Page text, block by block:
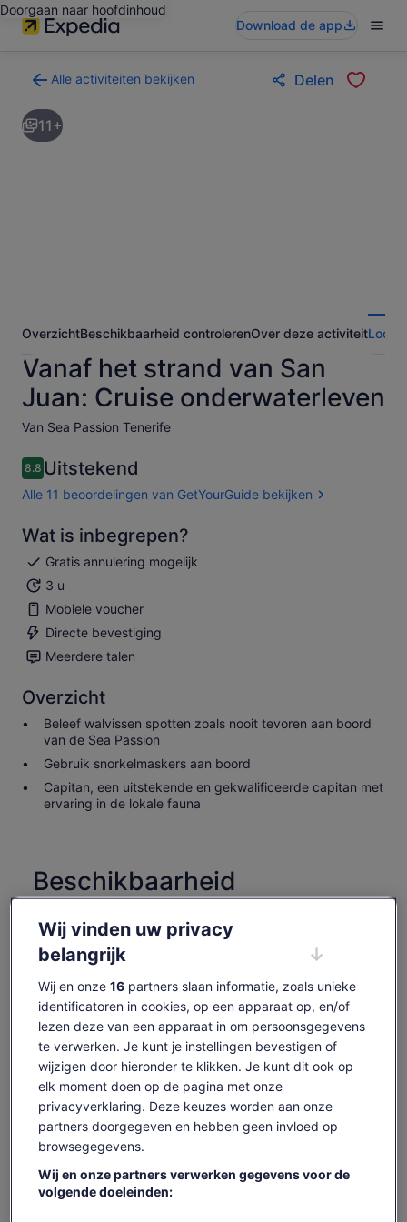
Doorgaan naar hoofdinhoud
Download de app
Alle activiteiten bekijken
naar
de
zoekresultatenpagina
Delen
11+
OverzichtBeschikbaarheid controlerenOver deze activiteit
Vanaf het strand van San
Juan: Cruise onderwaterleven
Van Sea Passion Tenerife
8.88.8 van 10
Uitstekend
Alle 11 beoordelingen van GetYourGuide bekijken
Wat is inbegrepen?
Gratis annulering mogelijk
3 u
Mobiele voucher
Directe bevestiging
Meerdere talen
Overzicht
Beleef walvissen spotten zoals nooit tevoren aan boord
van de Sea Passion
Gebruik snorkelmaskers aan boord
Capitan, een uitstekende en gekwalificeerde capitan met
ervaring in de lokale fauna
Beschikbaarheid
Datums wijzigen
Datums
wijzigen
zo 9 aug. ma 10 aug.
-
di 11 aug.
€ 65
wo 12 aug.
-
De
prijs
is
€ 65
per
volwassene
€ 65
inclusief belastingen en toeslagen
per volwassene
Tickets weergeven
Content op deze pagina is mogelijk geproduceerd
door machinevertaling
Originele tekst bekijken (Engelstalig)
Feedback over deze vertalingen geven
een
nieuwe
Wat is wel en niet
inbegrepen
Wij vinden uw privacy
belangrijk
Wij en onze 16partners slaan informatie, zoals unieke
identificatoren in cookies, op een apparaat op, en/of
lezen deze van een apparaat in om persoonsgegevens
te verwerken. Je kunt je instellingen bevestigen of
wijzigen door hieronder te klikken. Je kunt dit ook op
elk moment doen op de pagina met onze
privacyverklaring. Deze keuzes worden aan onze
partners doorgegeven en hebben geen invloed op
browsegegevens.
Wij en onze partners verwerken gegevens voor de
volgende doeleinden: